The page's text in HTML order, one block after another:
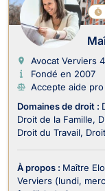
Avocat Verviers
Fondé en 2007
Accepte aide
Domaines de droit :
Droit de la Famille
Droit du Travail
À propos : Maître
Verviers (lundi,